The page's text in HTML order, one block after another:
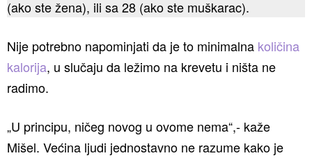
(ako ste žena), ili sa 28 (ako ste muškarac).
Nije potrebno napominjati da je to minimalna količina
kalorija, u slučaju da ležimo na krevetu i ništa ne
radimo.
„U principu, ničeg novog u ovome nema“,- kaže
Mišel. Većina ljudi jednostavno ne razume kako je